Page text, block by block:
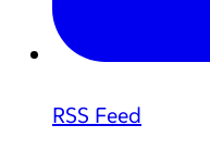
RSS Feed